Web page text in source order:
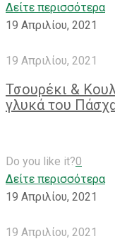
Δείτε περισσότερα
19 Απριλίου, 2021
19 Απριλίου, 2021
Τσουρέκι &
γλυκά του
Do you like it?0
Δείτε περισσότερα
19 Απριλίου, 2021
19 Απριλίου, 2021